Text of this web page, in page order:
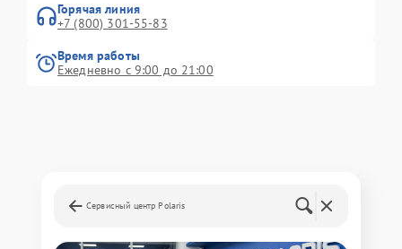
Горячая линия
+7 (800) 301-55-83
Время работы
Ежедневно с 9:00 до 21:00
Сервисный центр Polaris